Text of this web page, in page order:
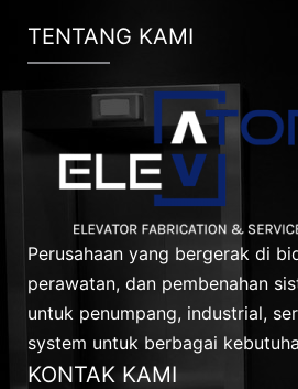
TENTANG KAMI
Perusahaan yang bergerak di
perawatan, dan pembenahan
untuk penumpang, industrial,
system untuk berbagai
KONTAK KAMI